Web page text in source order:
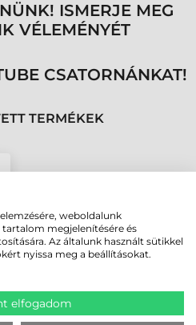
ISMERJE MEG
VÉLEMÉNYÉT
CSATORNÁNKAT!
TERMÉKEK
weboldalunk
tartalom megjelenítésére és
Az általunk használt sütikkel
nyissa meg a beállításokat.
elfogadom